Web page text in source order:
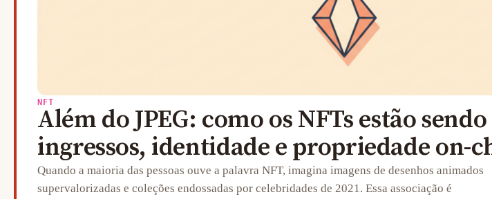
NFT
Além do JPEG: como os NFTs estão
ingressos, identidade e propriedade on-
Quando a maioria das pessoas ouve a palavra NFT, imagina imagens de desenhos animados
supervalorizadas e coleções endossadas por celebridades de 2021. Essa associação é